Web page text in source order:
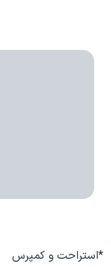
*استراحت و کمپرس